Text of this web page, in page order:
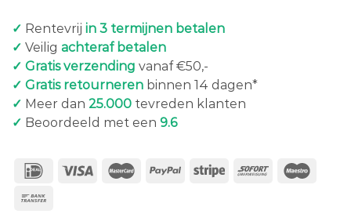
✓ Rentevrij in 3 termijnen betalen
✓ Veilig achteraf betalen
✓ Gratis verzending vanaf €50,-
✓ Gratis retourneren binnen 14 dagen*
✓ Meer dan 25.000 tevreden klanten
✓ Beoordeeld met een 9.6